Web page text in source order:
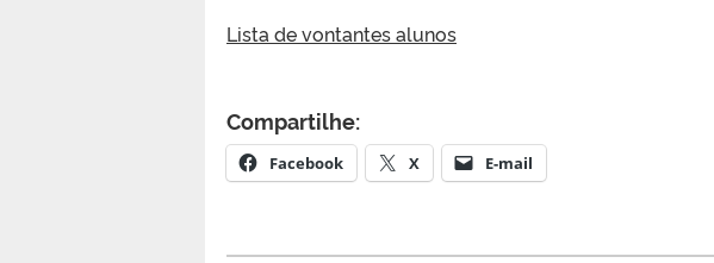
Lista de vontantes alunos
Compartilhe:
Facebook X E-mail